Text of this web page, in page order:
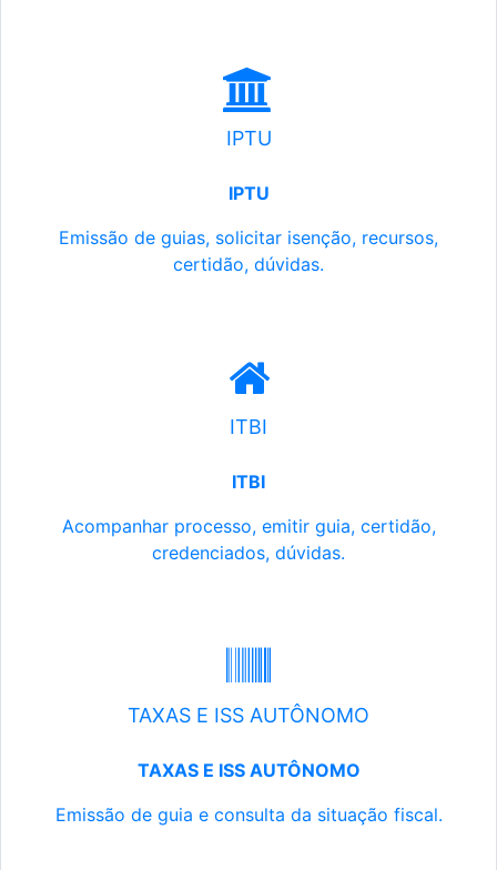
IPTU
IPTU
Emissão de guias, solicitar isenção, recursos,
certidão, dúvidas.
ITBI
ITBI
Acompanhar processo, emitir guia, certidão,
credenciados, dúvidas.
TAXAS E ISS AUTÔNOMO
TAXAS E ISS AUTÔNOMO
Emissão de guia e consulta da situação fiscal.